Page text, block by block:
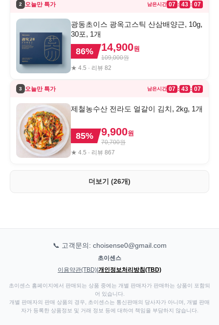
2 오늘만 특가 남은시간 07 : 43 : 07
광동초이스 광옥고스틱 산삼배양근, 10g,
30포, 1개
86% 14,900원
109,000원
★ 4.5 · 리뷰 82
3 오늘만 특가 남은시간 07 : 43 : 07
제철농수산 전라도 얼갈이 김치, 2kg, 1개
85% 9,900원
70,700원
★ 4.5 · 리뷰 867
더보기 (26개)
📞 고객문의: choisense0@gmail.com
초이센스
이용약관(TBD) 개인정보처리방침(TBD)
초이센스 홈페이지에서 판매되는 상품 중에는 개별 판매자가 판매하는 상품이 포함되
어 있습니다.
개별 판매자의 판매 상품의 경우, 초이센스는 통신판매의 당사자가 아니며, 개별 판매
자가 등록한 상품정보 및 거래 정보 등에 대하여 책임을 부담하지 않습니다.